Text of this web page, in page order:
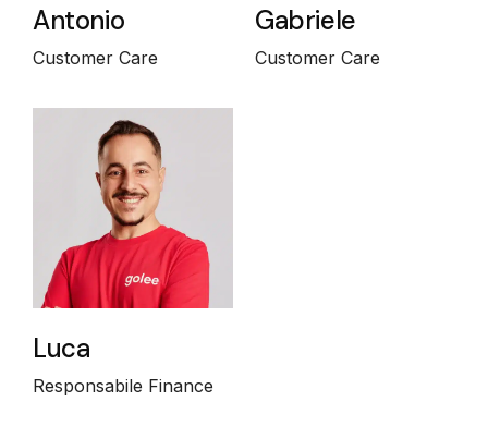
Antonio
Customer Care
Gabriele
Customer Care
Luca
Responsabile Finance